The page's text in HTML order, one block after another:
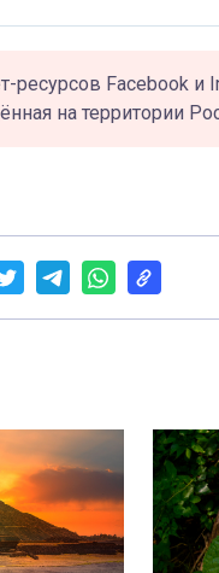
ресурсов Facebook и
на территории